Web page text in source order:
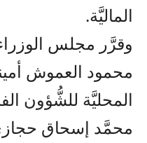
الماليَّة.
وقرَّر مجلس
محمود العموش
المحليَّة للشُّؤون
محمَّد إسحاق حجازي